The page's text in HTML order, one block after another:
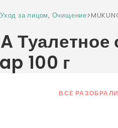
Уход за лицом, Очищение>
100 г
ВСЕ РАЗОБРАЛИ